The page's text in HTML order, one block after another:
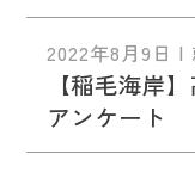
2022年8月9日 |
【稲毛海岸
アンケート